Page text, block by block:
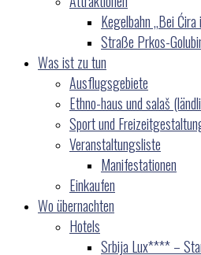
Kegelbahn „Bei
Straße Prkos-
Was ist zu tun
Ausflugsgebiete
Ethno-haus und salaš
Sport und
Veranstaltungsliste
Manifestationen
Einkaufen
Wo übernachten
Hotels
Srbija Lux**** –